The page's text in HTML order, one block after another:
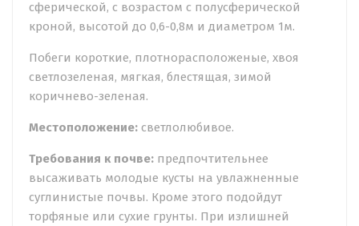
сферической, с возрастом с полусферической
кроной, высотой до 0,6-0,8м и диаметром 1м.
Побеги короткие, плотнорасположеные, хвоя
светлозеленая, мягкая, блестящая, зимой
коричнево-зеленая.
Местоположение: светлолюбивое.
Требования к почве: предпочтительнее
высаживать молодые кусты на увлажненные
суглинистые почвы. Кроме этого подойдут
торфяные или сухие грунты. При излишней